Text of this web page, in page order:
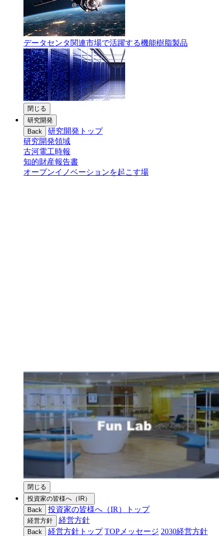
データセンタ関連市場で活躍する機能樹脂製品
閉じる
研究開発
Back
研究開発トップ
研究開発領域
古河電工時報
知的財産報告書
オープンイノベーションを起こす場
閉じる
投資家の皆様へ（IR）
Back
投資家の皆様へ（IR）トップ
経営方針 経営方針
Back 経営方針トップ TOPメッセージ 2030経営方針